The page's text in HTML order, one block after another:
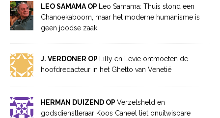
LEO SAMAMA OP
Leo Samama: Thuis stond een
Chanoekaboom, maar het moderne humanisme is
geen joodse zaak
J. VERDONER OP
Lilly en Levie ontmoeten de
hoofdredacteur in het Ghetto van Venetië
HERMAN DUIZEND OP Verzetsheld en
godsdienstleraar Koos Caneel liet onuitwisbare